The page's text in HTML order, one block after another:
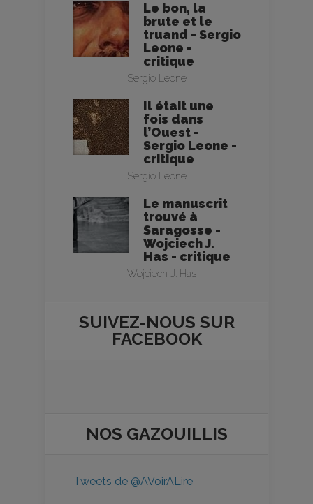
Le bon, la
brute et le
truand - Sergio
Leone -
critique
Sergio Leone
Il était une
fois dans
l’Ouest -
Sergio Leone -
critique
Sergio Leone
Le manuscrit
trouvé à
Saragosse -
Wojciech J.
Has - critique
Wojciech J. Has
SUIVEZ-NOUS SUR
FACEBOOK
NOS GAZOUILLIS
Tweets de @AVoirALire